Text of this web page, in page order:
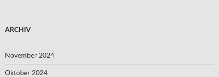
ARCHIV
November 2024
Oktober 2024